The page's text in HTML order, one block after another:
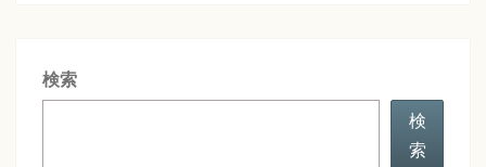
検索
検
索